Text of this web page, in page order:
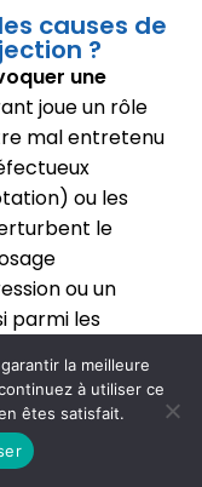
causes de
?
une
joue un rôle
mal entretenu
ou les
le
ou un
parmi les
des facteurs
que les
sur les pompes
la meilleure
à utiliser ce
êtes satisfait.